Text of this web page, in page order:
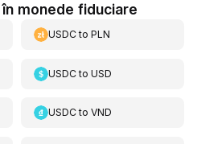
monede fiduciare
USDCtoPLN
USDCtoUSD
USDCtoVND